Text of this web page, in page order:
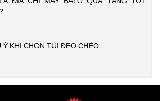
Ý KHI CHỌN TÚI ĐEO CHÉO